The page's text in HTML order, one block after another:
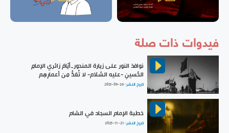
فيدوات ذات صلة
نوافذ النور على زيارة المنحور_أيّامَ زائري الإمامِ
الحُسينِ -عليه السَّلام- لا تُعَدُّ مِن أعمارِهِم
تاريخ النشر :2021-09-26
خطبة الإمام السجاد في الشام
تاريخ النشر :2025-11-21